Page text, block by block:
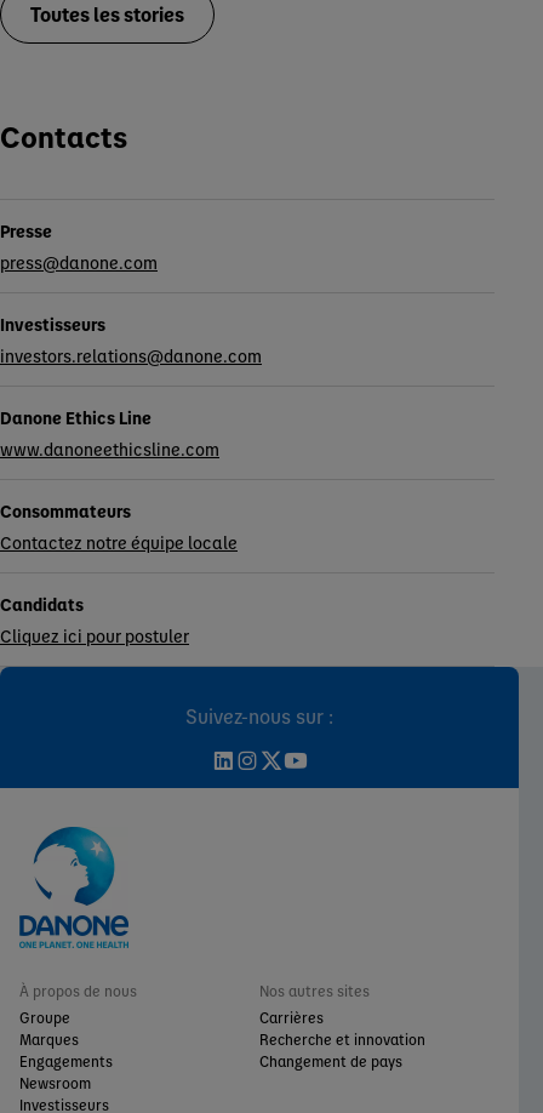
Toutes les stories
Contacts
Presse
press@danone.com
Investisseurs
investors.relations@danone.com
Danone Ethics Line
www.danoneethicsline.com
Consommateurs
Contactez notre équipe locale
Candidats
Cliquez ici pour postuler
Suivez-nous sur :
À propos de nous
Groupe
Marques
Engagements
Newsroom
Investisseurs
Nos autres sites
Carrières
Recherche et innovation
Changement de pays